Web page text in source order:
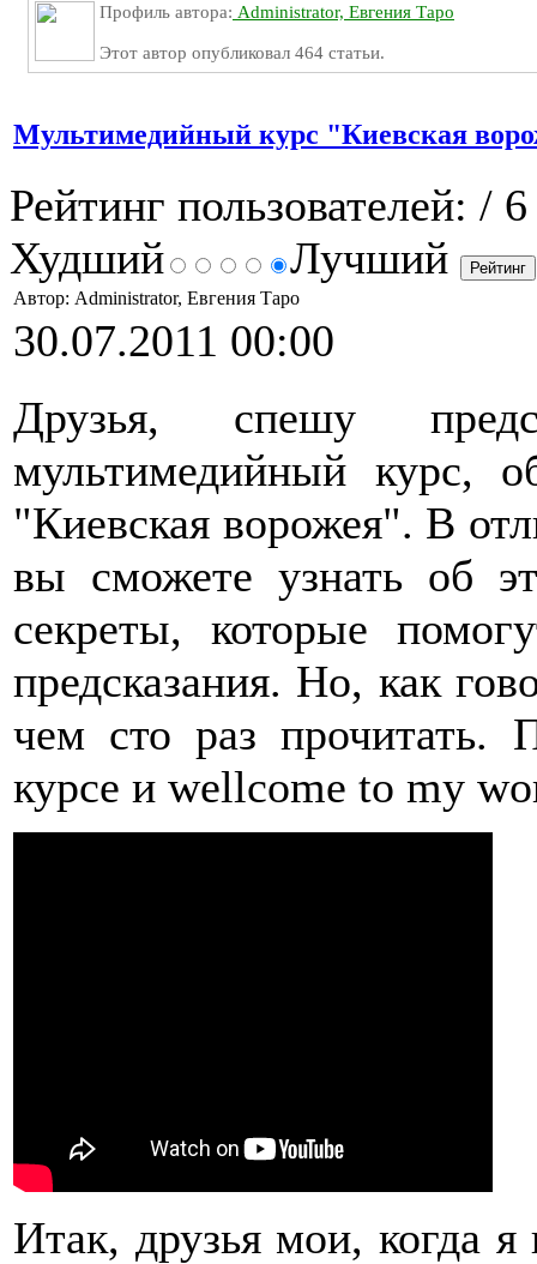
Профиль автора: Administrator, Евгения Таро
Этот автор опубликовал 464 статьи.
Мультимедийный курс "Киевская
Рейтинг пользователей: / 6
Худший
Лучший
Автор: Administrator, Евгения Таро
30.07.2011 00:00
Друзья, спешу
мультимедийный курс,
"Киевская ворожея". В
вы сможете узнать об
секреты, которые
предсказания. Но, как
чем сто раз прочитать.
курсе и wellcome to my
Итак, друзья мои, когда я